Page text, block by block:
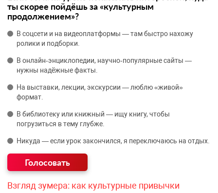
ты скорее пойдёшь за «культурным
продолжением»?
В соцсети и на видеоплатформы — там быстро нахожу
ролики и подборки.
В онлайн‑энциклопедии, научно‑популярные сайты —
нужны надёжные факты.
На выставки, лекции, экскурсии — люблю «живой»
формат.
В библиотеку или книжный — ищу книгу, чтобы
погрузиться в тему глубже.
Никуда — если урок закончился, я переключаюсь на отдых.
Взгляд зумера: как культурные привычки